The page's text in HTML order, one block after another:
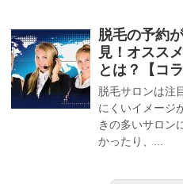
脱毛の予約
見！オスス
とは？【コラ
脱毛サロンは注
にくいイメージ
きの多いサロン
かったり、...